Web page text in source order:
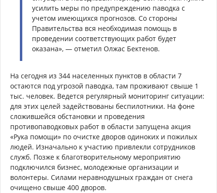
усилить меры по предупреждению паводка с
учетом имеющихся прогнозов. Со стороны
Правительства вся необходимая помощь в
проведении соответствующих работ будет
оказана», — отметил Олжас Бектенов.
На сегодня из 344 населенных пунктов в области 7
остаются под угрозой паводка, там проживают свыше 1
тыс. человек. Ведется регулярный мониторинг ситуации:
для этих целей задействованы беспилотники. На фоне
сложившейся обстановки и проведения
противопаводковых работ в области запущена акция
«Рука помощи» по очистке дворов одиноких и пожилых
людей. Изначально к участию привлекли сотрудников
служб. Позже к благотворительному мероприятию
подключился бизнес, молодежные организации и
волонтеры. Силами неравнодушных граждан от снега
очищено свыше 400 дворов.